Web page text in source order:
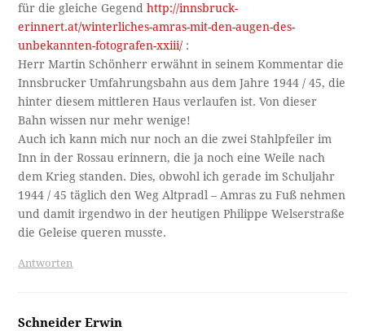
für die gleiche Gegendhttp://innsbruck-
erinnert.at/winterliches-amras-mit-den-augen-des-
unbekannten-fotografen-xxiii/ :
Herr Martin Schönherr erwähnt in seinem Kommentar die
Innsbrucker Umfahrungsbahn aus dem Jahre 1944 / 45, die
hinter diesem mittleren Haus verlaufen ist. Von dieser
Bahn wissen nur mehr wenige!
Auch ich kann mich nur noch an die zwei Stahlpfeiler im
Inn in der Rossau erinnern, die ja noch eine Weile nach
dem Krieg standen. Dies, obwohl ich gerade im Schuljahr
1944 / 45 täglich den Weg Altpradl – Amras zu Fuß nehmen
und damit irgendwo in der heutigen Philippe Welserstraße
die Geleise queren musste.
Antworten
Schneider Erwin